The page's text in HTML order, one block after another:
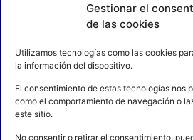
Gestionar el
de las cookies
Utilizamos tecnologías como las cookies
la información del dispositivo.
El consentimiento de estas tecnologías nos
como el comportamiento de navegación o
este sitio.
No consentir o retirar el consentimiento,